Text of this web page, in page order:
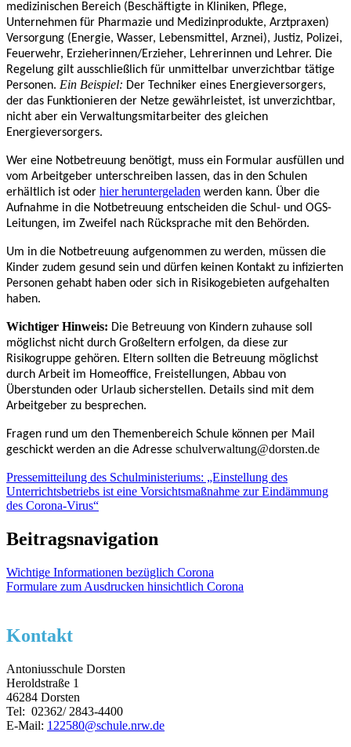
medizinischen Bereich (Beschäftigte in Kliniken, Pflege,
Unternehmen für Pharmazie und Medizinprodukte, Arztpraxen)
Versorgung (Energie, Wasser, Lebensmittel, Arznei), Justiz, Polizei,
Feuerwehr, Erzieherinnen/Erzieher, Lehrerinnen und Lehrer. Die
Regelung gilt ausschließlich für unmittelbar unverzichtbar tätige
Personen. Ein Beispiel: Der Techniker eines Energieversorgers,
der das Funktionieren der Netze gewährleistet, ist unverzichtbar,
nicht aber ein Verwaltungsmitarbeiter des gleichen
Energieversorgers.
Wer eine Notbetreuung benötigt, muss ein Formular ausfüllen und
vom Arbeitgeber unterschreiben lassen, das in den Schulen
erhältlich ist oder hier heruntergeladen werden kann. Über die
Aufnahme in die Notbetreuung entscheiden die Schul- und OGS-
Leitungen, im Zweifel nach Rücksprache mit den Behörden.
Um in die Notbetreuung aufgenommen zu werden, müssen die
Kinder zudem gesund sein und dürfen keinen Kontakt zu infizierten
Personen gehabt haben oder sich in Risikogebieten aufgehalten
haben.
Wichtiger Hinweis: Die Betreuung von Kindern zuhause soll
möglichst nicht durch Großeltern erfolgen, da diese zur
Risikogruppe gehören. Eltern sollten die Betreuung möglichst
durch Arbeit im Homeoffice, Freistellungen, Abbau von
Überstunden oder Urlaub sicherstellen. Details sind mit dem
Arbeitgeber zu besprechen.
Fragen rund um den Themenbereich Schule können per Mail
geschickt werden an die Adresse schulverwaltung@dorsten.de
Pressemitteilung des Schulministeriums: „Einstellung des
Unterrichtsbetriebs ist eine Vorsichtsmaßnahme zur Eindämmung
des Corona-Virus“
Beitragsnavigation
Wichtige Informationen bezüglich Corona
Formulare zum Ausdrucken hinsichtlich Corona
Kontakt
Antoniusschule Dorsten
Heroldstraße 1
46284 Dorsten
Tel: 02362/ 2843-4400
E-Mail: 122580@schule.nrw.de